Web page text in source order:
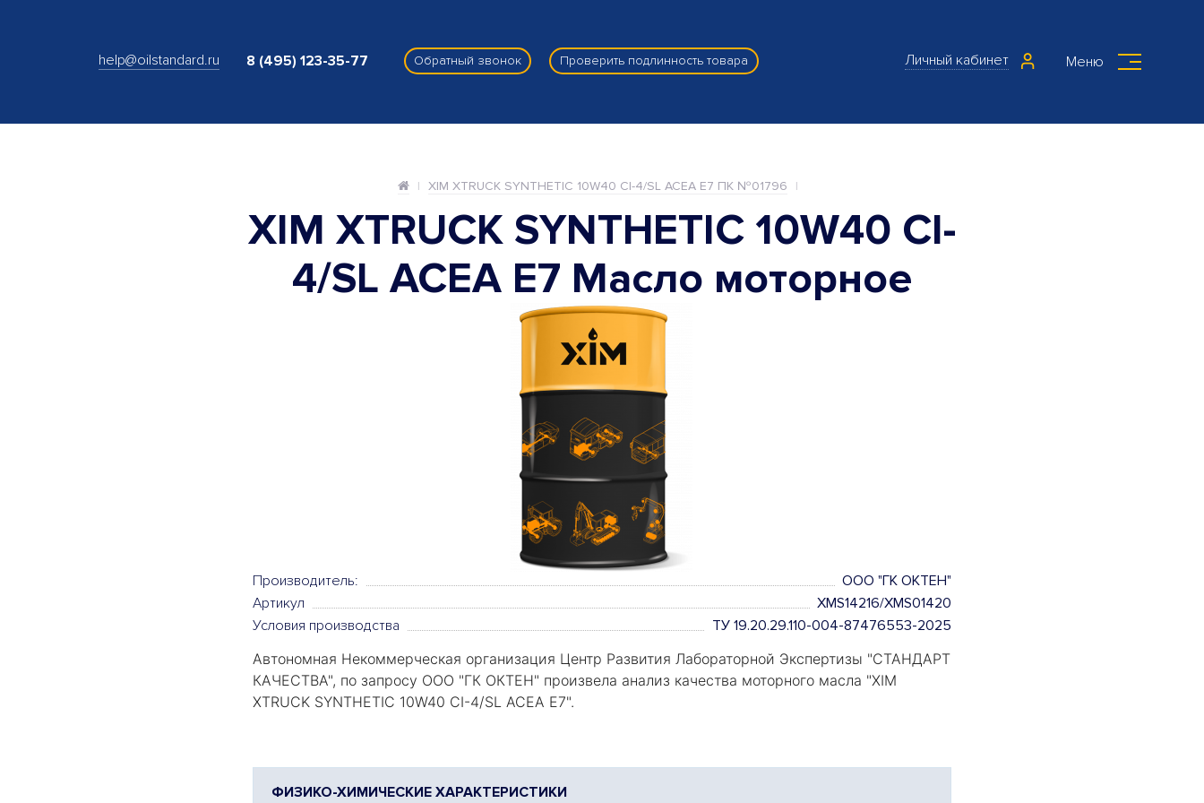
help@oilstandard.ru 8 (495) 123-35-77 Обратный звонок Проверить подлинность товара Личный кабинет Меню
XIM XTRUCK SYNTHETIC 10W40 CI-4/SL ACEA E7 ПК №01796
XIM XTRUCK SYNTHETIC 10W40 CI-
4/SL ACEA E7 Масло моторное
Производитель:
ООО "ГК ОКТЕН"
Артикул
XMS14216/XMS01420
Условия производства
ТУ 19.20.29.110-004-87476553-2025
Автономная Некоммерческая организация Центр Развития Лабораторной Экспертизы "СТАНДАРТ
КАЧЕСТВА", по запросу ООО "ГК ОКТЕН" произвела анализ качества моторного масла "XIM
XTRUCK SYNTHETIC 10W40 CI-4/SL ACEA E7".
ФИЗИКО-ХИМИЧЕСКИЕ ХАРАКТЕРИСТИКИ